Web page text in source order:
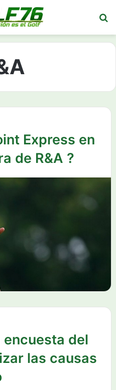
Express en
de R&A ?
encuesta del
las causas